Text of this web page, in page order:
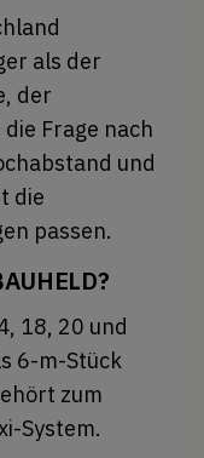
als der
der
Frage nach
und
die
passen.
18, 20 und
6-m-Stück
zum
System.